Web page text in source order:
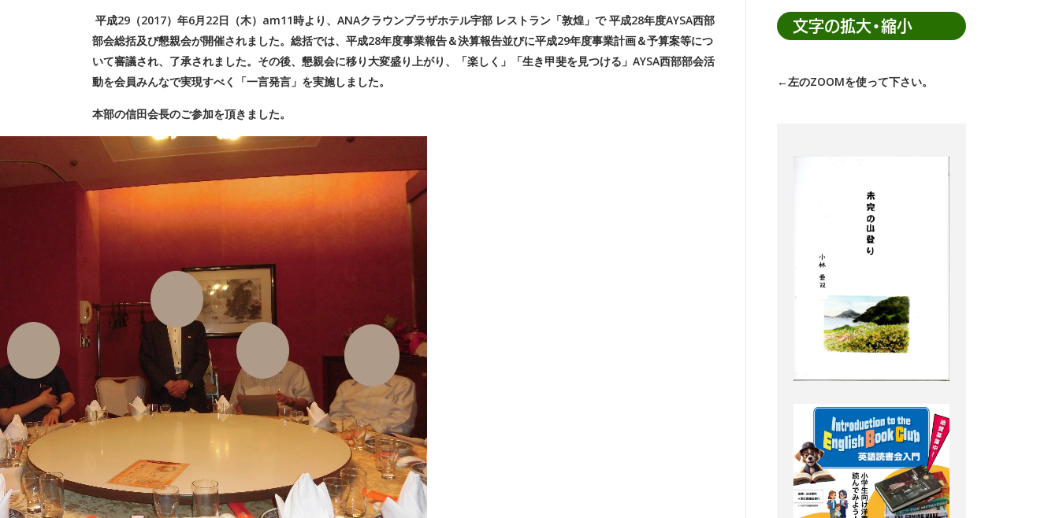
平成29（2017）年6月22日（木）am11時より、ANAクラウンプラザホテル宇部 レストラン「敦煌」で 平成28年度AYSA西部
部会総括及び懇親会が開催されました。総括では、平成28年度事業報告＆決算報告並びに平成29年度事業計画＆予算案等につ
いて審議され、了承されました。その後、懇親会に移り大変盛り上がり、「楽しく」「生き甲斐を見つける」AYSA西部部会活
動を会員みんなで実現すべく「一言発言」を実施しました。
本部の信田会長のご参加を頂きました。
検
索
文字の拡大・縮小
←左のZOOMを使って下さい。